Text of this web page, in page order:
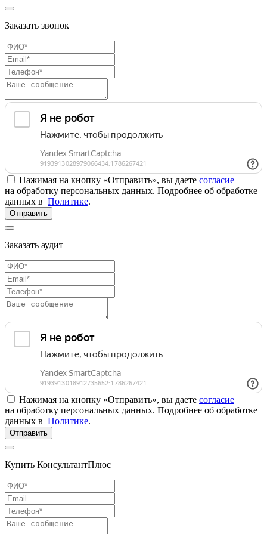
Заказать звонок
Нажимая на кнопку «Отправить», вы даете согласие
на обработку персональных данных. Подробнее об обработке
данных в Политике.
Отправить
Заказать аудит
Нажимая на кнопку «Отправить», вы даете согласие
на обработку персональных данных. Подробнее об обработке
данных в Политике.
Отправить
Купить КонсультантПлюс